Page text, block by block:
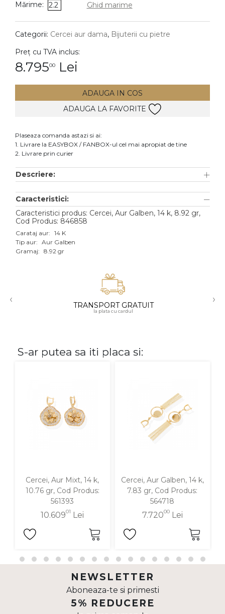
DIAMANTE Vezi toate
Cercei
Accesorii
Aur alb
Aur roz
Aur mixt
18K
Diamante
Mărime: 2.2 Ghid marime
Categorii: Cercei aur dama, Bijuterii cu pietre
Preț cu TVA inclus:
8.79500 Lei
ADAUGA IN COS
ADAUGA LA FAVORITE
Plaseaza comanda astazi si ai:
1. Livrare la EASYBOX / FANBOX-ul cel mai apropiat de tine
2. Livrare prin curier
Descriere:
Caracteristici:
Caracteristici produs: Cercei, Aur Galben, 14 k, 8.92 gr,
Cod Produs: 846858
Carataj aur: 14 K
Tip aur: Aur Galben
Gramaj: 8.92 gr
‹ TRANSPORT GRATUIT
la plata cu cardul
›
S-ar putea sa iti placa si:
Cercei, Aur Mixt, 14 k,
10.76 gr, Cod Produs:
561393
10.60901 Lei
Cercei, Aur Galben, 14 k,
7.83 gr, Cod Produs:
564718
7.72000Lei
NEWSLETTER
Aboneaza-te si primesti
5% REDUCERE